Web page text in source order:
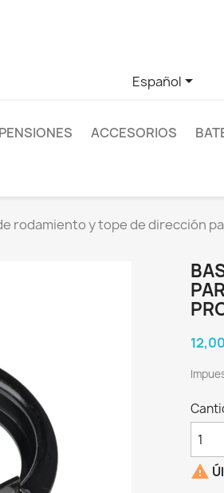
Español
ACCESORIOS
rodamiento y tope de dirección
